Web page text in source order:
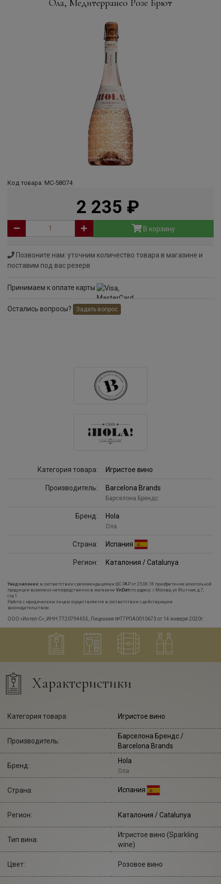
Ола, Медитерранео Розе Брют
Код товара: МС-58074
2 235
В корзину
Позвоните нам: уточним количество товара в магазине и
поставим под вас резерв
Принимаем к оплате карты
Остались вопросы? Задать вопрос
Категория товара: Игристое вино
Производитель: Barcelona Brands
Барселона Брендс
Бренд: Hola
Ола
Страна: Испания
Регион: Каталония / Catalunya
Уведомление: в соответствии с рекомендациями ФС РАР от 25.06.18 приобретение алкогольной
продукции возможно непосредственно в магазине VinDom по адресу: г.Москва, ул.Мытная, д.7,
стр.1
Работа с юридическим лицам осуществляется в соответствии с действующим
законодательством.
ООО «Интел-С», ИНН 7720794455, Лицензия №77РПА0010673 от 14 января 2020г.
Характеристики
Категория товара: Игристое вино
Производитель:
Барселона Брендс /
Barcelona Brands
Бренд:
Hola
Ола
Страна: Испания
Регион: Каталония / Catalunya
Тип вина:
Игристое вино (Sparkling
wine)
Цвет: Розовое вино